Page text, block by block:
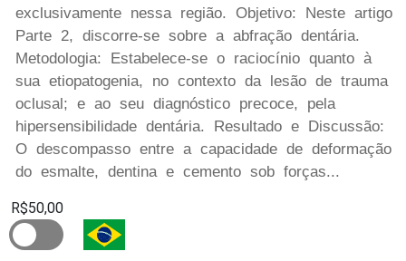
exclusivamente nessa região. Objetivo: Neste artigo
Parte 2, discorre-se sobre a abfração dentária.
Metodologia: Estabelece-se o raciocínio quanto à
sua etiopatogenia, no contexto da lesão de trauma
oclusal; e ao seu diagnóstico precoce, pela
hipersensibilidade dentária. Resultado e Discussão:
O descompasso entre a capacidade de deformação
do esmalte, dentina e cemento sob forças...
R$50,00